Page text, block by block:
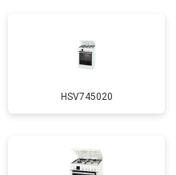
HSV745020